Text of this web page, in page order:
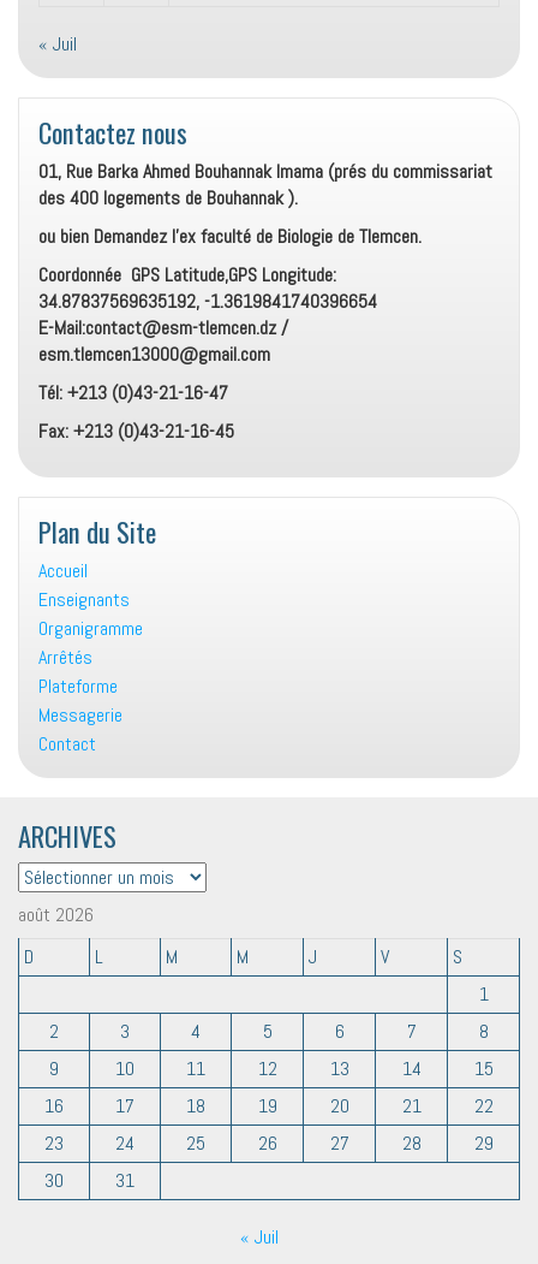
« Juil
Contactez nous
01, Rue Barka Ahmed Bouhannak Imama (prés du commissariat
des 400 logements de Bouhannak ).
ou bien Demandez l’ex faculté de Biologie de Tlemcen.
Coordonnée GPS Latitude,GPS Longitude:
34.87837569635192, -1.3619841740396654
E-Mail:contact@esm-tlemcen.dz /
esm.tlemcen13000@gmail.com
Tél: +213 (0)43-21-16-47
Fax: +213 (0)43-21-16-45
Plan du Site
Accueil
Enseignants
Organigramme
Arrêtés
Plateforme
Messagerie
Contact
ARCHIVES
ARCHIVES
août 2026
D
L M M J V
S
1
2
3 4 5 6 7
8
9
10 11 12 13 14
15
16
17 18 19 20 21
22
23
24 25 26 27 28
29
30
31
« Juil